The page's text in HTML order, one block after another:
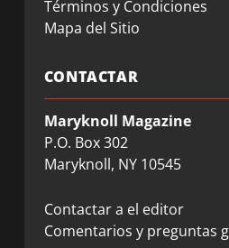
Términos y Condiciones
Mapa del Sitio
CONTACTAR
Maryknoll Magazine
P.O. Box 302
Maryknoll, NY 10545
Contactar a el editor
Comentarios y preguntas